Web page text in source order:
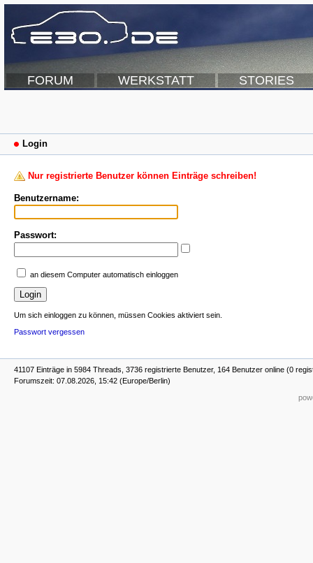
FORUM WERKSTATT STORIES
Login
Nur registrierte Benutzer können Einträge schreiben!
Benutzername:
Passwort:
an diesem Computer automatisch einloggen
Um sich einloggen zu können, müssen Cookies aktiviert sein.
Passwort vergessen
41107 Einträge in 5984 Threads, 3736 registrierte Benutzer, 164 Benutzer online (0
Forumszeit: 07.08.2026, 15:42 (Europe/Berlin)